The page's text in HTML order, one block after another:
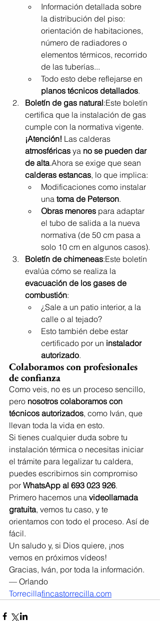
Información detallada sobre
la distribución del piso:
orientación de habitaciones,
número de radiadores o
elementos térmicos, recorrido
de las tuberías...
Todo esto debe reflejarse en
planos técnicos detallados.
Boletín de gas natural:Este boletín
certifica que la instalación de gas
cumple con la normativa vigente.
¡Atención! Las calderas
atmosféricas ya no se pueden dar
de alta.Ahora se exige que sean
calderas estancas, lo que implica:
Modificaciones como instalar
una toma de Peterson.
Obras menores para adaptar
el tubo de salida a la nueva
normativa (de 50 cm pasa a
solo 10 cm en algunos casos).
Boletín de chimeneas:Este boletín
evalúa cómo se realiza la
evacuación de los gases de
combustión:
¿Sale a un patio interior, a la
calle o al tejado?
Esto también debe estar
certificado por un instalador
autorizado.
Colaboramos con profesionales
de confianza
Como veis, no es un proceso sencillo,
pero nosotros colaboramos con
técnicos autorizados, como Iván, que
llevan toda la vida en esto.
Si tienes cualquier duda sobre tu
instalación térmica o necesitas iniciar
el trámite para legalizar tu caldera,
puedes escribirnos sin compromiso
por WhatsApp al 693 023 926.
Primero hacemos una videollamada
gratuita, vemos tu caso, y te
orientamos con todo el proceso. Así de
fácil.
Un saludo y, si Dios quiere, ¡nos
vemos en próximos vídeos!
Gracias, Iván, por toda la información.
— Orlando
Torrecillafincastorrecilla.com